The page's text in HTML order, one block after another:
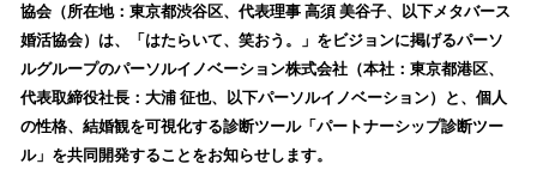
数
を
読
み
込
み
中
協会（所在地：東京都渋谷区、代表理事 高須 美谷子、以下メタバース
婚活協会）は、「はたらいて、笑おう。」をビジョンに掲げるパーソ
ルグループのパーソルイノベーション株式会社（本社：東京都港区、
代表取締役社長：大浦 征也、以下パーソルイノベーション）と、個人
の性格、結婚観を可視化する診断ツール「パートナーシップ診断ツー
ル」を共同開発することをお知らせします。